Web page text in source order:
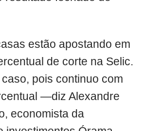
estão apostando em
de corte na Selic.
pois continuo com
—diz Alexandre
economista da